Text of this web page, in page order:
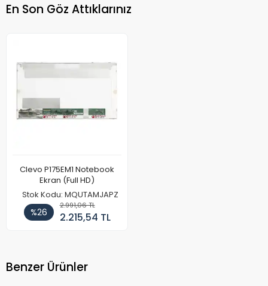
En Son Göz Attıklarınız
Clevo P175EM1 Notebook
Ekran (Full HD)
Stok Kodu: MQUTAMJAPZ
%26
2.991,06 TL
2.215,54 TL
Benzer Ürünler